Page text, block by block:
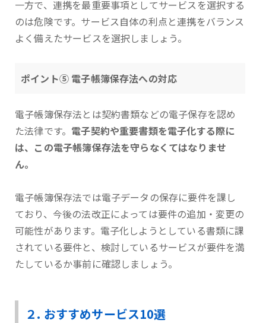
一方で、連携を最重要事項としてサービスを選択する
のは危険です。サービス自体の利点と連携をバランス
よく備えたサービスを選択しましょう。
ポイント⑤ 電子帳簿保存法への対応
電子帳簿保存法とは契約書類などの電子保存を認め
た法律です。 電子契約や重要書類を電子化する際に
は、この電子帳簿保存法を守らなくてはなりませ
ん。
電子帳簿保存法では電子データの保存に要件を課し
ており、今後の法改正によっては要件の追加・変更の
可能性があります。電子化しようとしている書類に課
されている要件と、検討しているサービスが要件を満
たしているか事前に確認しましょう。
２. おすすめサービス10選